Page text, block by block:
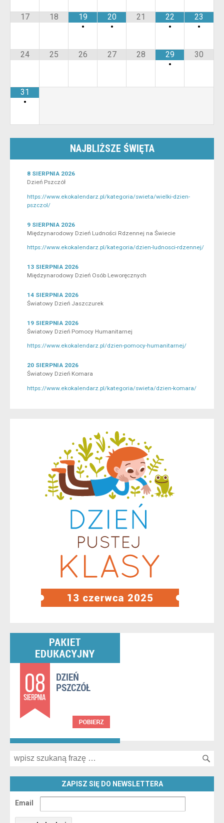
17 18
19
•
20
•
21
22
•
23
•
24 25 26 27 28
29
•
30
31
•
NAJBLIŻSZE ŚWIĘTA
8 SIERPNIA 2026
Dzień Pszczół
https://www.ekokalendarz.pl/kategoria/swieta/wielki-dzien-
pszczol/
9 SIERPNIA 2026
Międzynarodowy Dzień Ludności Rdzennej na Świecie
https://www.ekokalendarz.pl/kategoria/dzien-ludnosci-rdzennej/
13 SIERPNIA 2026
Międzynarodowy Dzień Osób Leworęcznych
14 SIERPNIA 2026
Światowy Dzień Jaszczurek
19 SIERPNIA 2026
Światowy Dzień Pomocy Humanitarnej
https://www.ekokalendarz.pl/dzien-pomocy-humanitarnej/
20 SIERPNIA 2026
Światowy Dzień Komara
https://www.ekokalendarz.pl/kategoria/swieta/dzien-komara/
Search for:
ZAPISZ SIĘ DO NEWSLETTERA
Email